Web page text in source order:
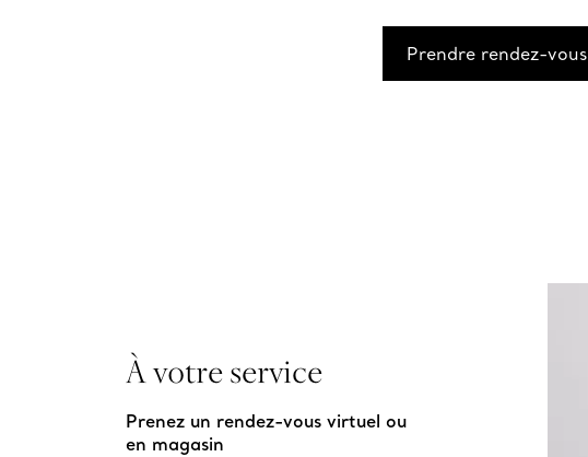
Prendre rendez-vous
À votre service
Prenez un rendez-vous virtuel ou
en magasin